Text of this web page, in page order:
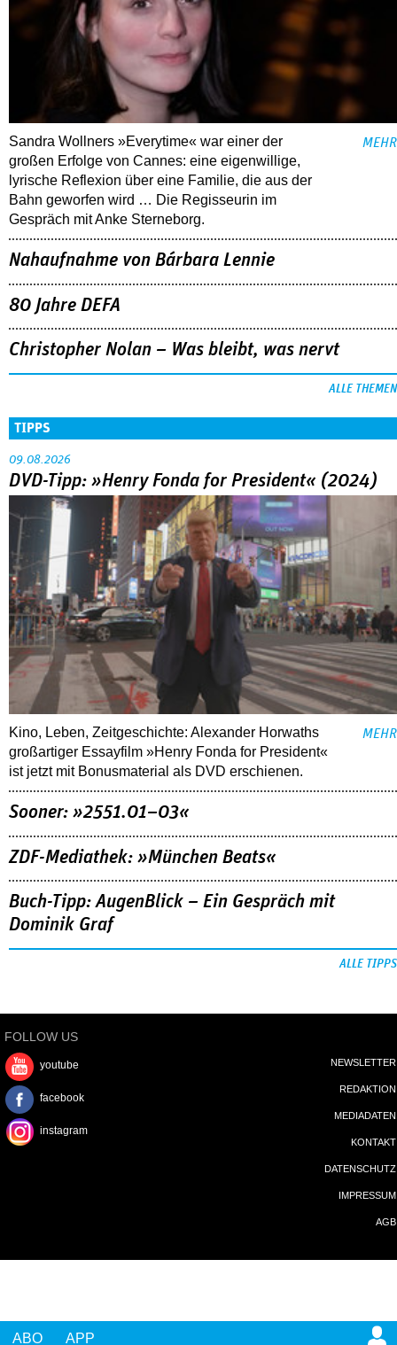
ABO APP
Sandra Wollners »Everytime« war einer der
großen Erfolge von Cannes: eine eigenwillige,
lyrische Reflexion über eine ­Familie, die aus der
Bahn geworfen wird … Die Regisseurin im
Gespräch mit Anke Sterneborg.
MEHR
Nahaufnahme von Bárbara Lennie
80 Jahre DEFA
Christopher Nolan – Was bleibt, was nervt
ALLE THEMEN
TIPPS
09.08.2026
DVD-Tipp: »Henry Fonda for President« (2024)
Kino, Leben, Zeitgeschichte: Alexander Horwaths
großartiger Essayfilm »Henry Fonda for President«
ist jetzt mit Bonusmaterial als DVD erschienen.
MEHR
Sooner: »2551.01–03«
ZDF-Mediathek: »München Beats«
Buch-Tipp: AugenBlick – Ein Gespräch mit
Dominik Graf
ALLE TIPPS
FOLLOW US
youtube
facebook
instagram
NEWSLETTER
REDAKTION
MEDIADATEN
KONTAKT
DATENSCHUTZ
IMPRESSUM
AGB